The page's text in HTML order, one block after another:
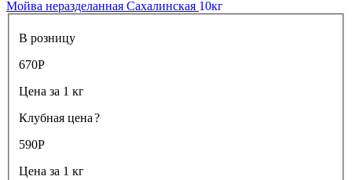
Мойва неразделанная Сахалинская 10кг
В розницу
670Р
Цена за 1 кг
Клубная цена?
590Р
Цена за 1 кг